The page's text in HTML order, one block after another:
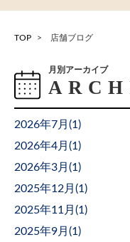
TOP 店舗ブログ
月別アーカイブ
2026年7月(1 )
2026年4月(1 )
2026年3月(1 )
2025年12月(1 )
2025年11月(1 )
2025年9月(1 )